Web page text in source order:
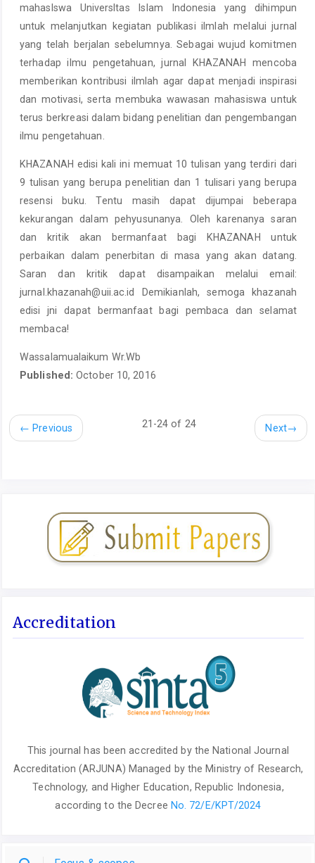
mahaslswa Universltas Islam Indonesia yang dihimpun
untuk melanjutkan kegiatan publikasi ilmlah melalui jurnal
yang telah berjalan sebelumnya. Sebagai wujud komitmen
terhadap ilmu pengetahuan, jurnal KHAZANAH mencoba
memberikan kontribusi ilmlah agar dapat menjadi inspirasi
dan motivasi, serta membuka wawasan mahasiswa untuk
terus berkreasi dalam bidang penelitian dan pengembangan
ilmu pengetahuan.
KHAZANAH edisi kali ini memuat 10 tulisan yang terdiri dari
9 tulisan yang berupa penelitian dan 1 tulisari yang berupa
resensi buku. Tentu masih dapat dijumpai beberapa
kekurangan dalam pehyusunanya. Oleh karenanya saran
dan kritik akan bermanfaat bagi KHAZANAH untuk
perbaikan dalam penerbitan di masa yang akan datang.
Saran dan kritik dapat disampaikan melalui email:
jurnal.khazanah@uii.ac.id
Demikianlah, semoga khazanah
edisi jni dapat bermanfaat bagi pembaca dan selamat
membaca!
Wassalamualaikum Wr.Wb
Published:October 10, 2016
← Previous 21-24 of 24 Next→
Accreditation
This journal has been accredited by the National Journal
Accreditation (ARJUNA) Managed by the Ministry of Research,
Technology, and Higher Education, Republic Indonesia,
according to the Decree No. 72/E/KPT/2024